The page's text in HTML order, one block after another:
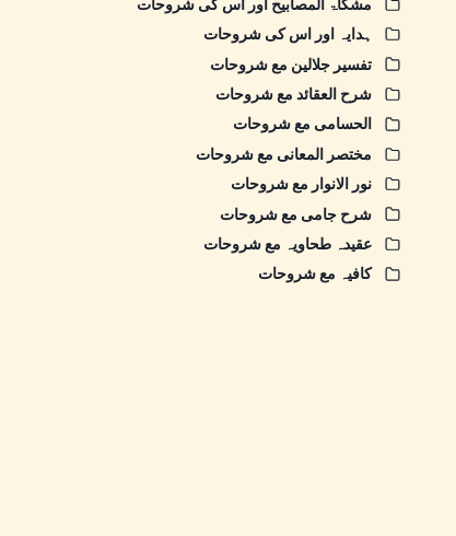
ہدایہ اور اس کی شروحات
تفسیر جلالین مع شروحات
شرح العقائد مع شروحات
الحسامی مع شروحات
مختصر المعانی مع شروحات
نور الانوار مع شروحات
شرح جامی مع شروحات
عقیدہ طحاویہ مع شروحات
کافیہ مع شروحات